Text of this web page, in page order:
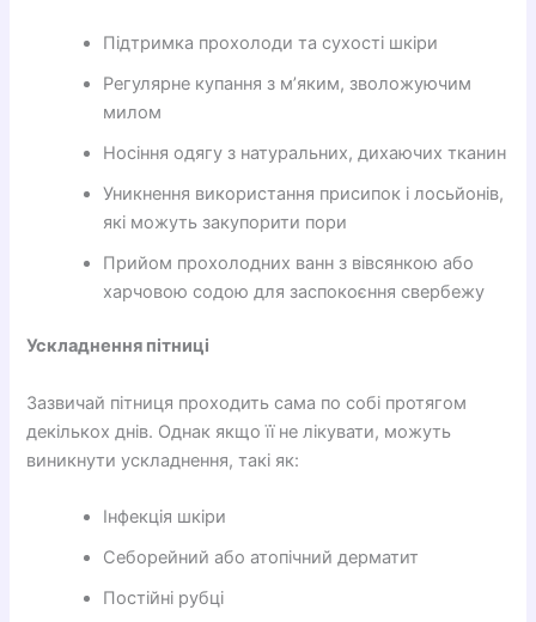
Підтримка прохолоди та сухості шкіри
Регулярне купання з м’яким, зволожуючим
милом
Носіння одягу з натуральних, дихаючих тканин
Уникнення використання присипок і лосьйонів,
які можуть закупорити пори
Прийом прохолодних ванн з вівсянкою або
харчовою содою для заспокоєння свербежу
Ускладнення пітниці
Зазвичай пітниця проходить сама по собі протягом
декількох днів. Однак якщо її не лікувати, можуть
виникнути ускладнення, такі як:
Інфекція шкіри
Себорейний або атопічний дерматит
Постійні рубці